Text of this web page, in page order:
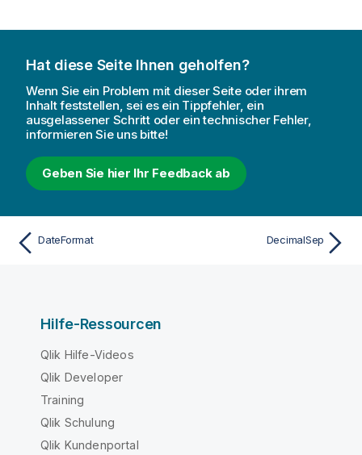
Hat diese Seite Ihnen geholfen?
Wenn Sie ein Problem mit dieser Seite oder ihrem
Inhalt feststellen, sei es ein Tippfehler, ein
ausgelassener Schritt oder ein technischer Fehler,
informieren Sie uns bitte!
Geben Sie hier Ihr Feedback ab
DateFormat DecimalSep
Hilfe-Ressourcen
Qlik Hilfe-Videos
Qlik Developer
Training
Qlik Schulung
Qlik Kundenportal